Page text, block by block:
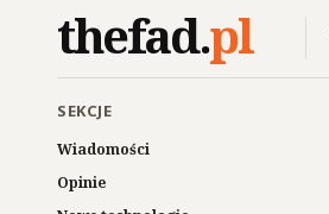
thefad.pl
SEKCJE
Wiadomości
Opinie